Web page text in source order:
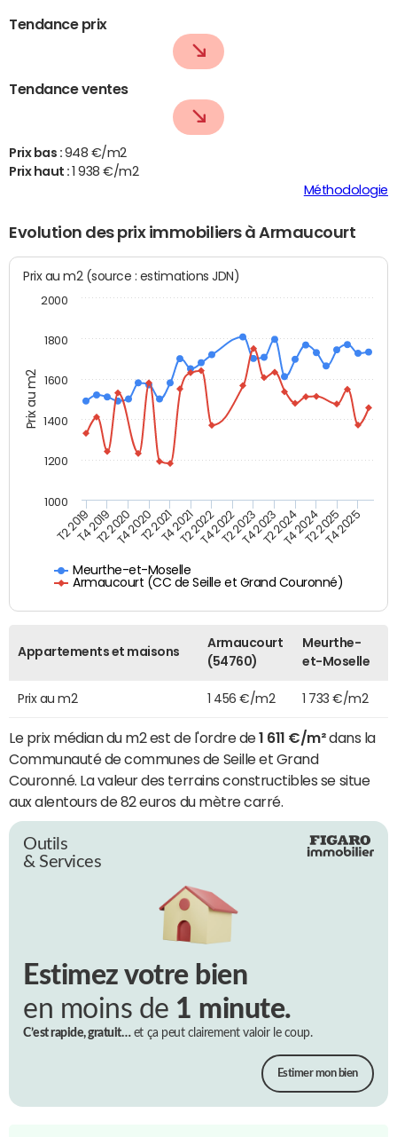
Tendance prix
Tendance ventes
Prix bas : 948 €/m2
Prix haut :
1 938 €/m2
Méthodologie
Evolution des prix immobiliers à Armaucourt
Prix au m2
Prix au m2 (source : estimations JDN)
Meurthe-et-Moselle
Armaucourt (CC de Seille et Grand Couronné)
T2 2019T4 2019T2 2020T4 2020T2 2021T4 2021T2 2022T4 2022T2 2023T4 2023T2 2024T4 2024T2 2025T4 2025
1000
1200
1400
1600
1800
2000
Appartements et maisons
Armaucourt
(54760)
Meurthe-
et-Moselle
Prix au m2 1 456 €/m2 1 733 €/m2
Le prix médian du m2 est de l'ordre de1 611 €/m²dans la
Communauté de communes de Seille et Grand
Couronné. La valeur des terrains constructibles se situe
aux alentours de 82 euros du mètre carré.
Outils
& Services
Estimez votre bien
en moins de 1 minute.
C’est rapide, gratuit…et ça peut clairement valoir le coup.
Estimer mon bien